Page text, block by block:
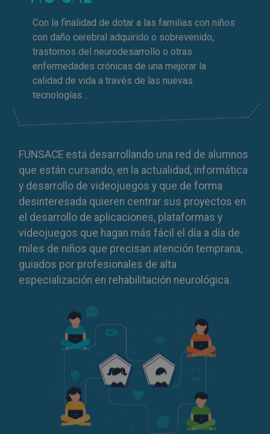
Con la finalidad de dotar a las familias con niños
con daño cerebral adquirido o sobrevenido,
trastornos del neurodesarrollo o otras
enfermedades crónicas de una mejorar la
calidad de vida a través de las nuevas
tecnologías…
FUNSACE está desarrollando una red de alumnos
que están cursando, en la actualidad, informática
y desarrollo de videojuegos y que de forma
desinteresada quieren centrar sus proyectos en
el desarrollo de aplicaciones, plataformas y
videojuegos que hagan más fácil el día a día de
miles de niños que precisan atención temprana,
guiados por profesionales de alta
especialización en rehabilitación neurológica.